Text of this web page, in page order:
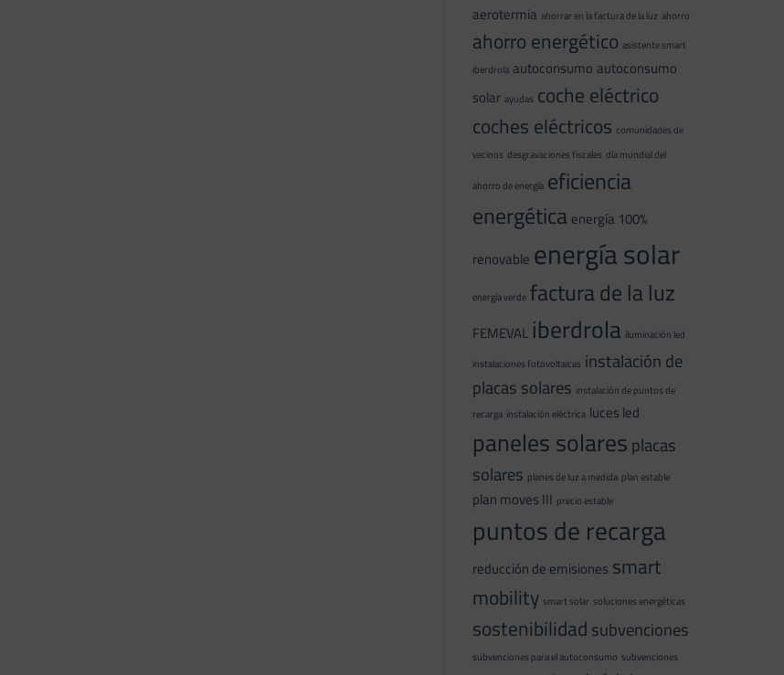
aerotermia ahorrar en la factura de la luz ahorro
ahorro energético asistente smart
iberdrola autoconsumo autoconsumo
solar ayudas coche eléctrico
coches eléctricos comunidades de
vecinos desgravaciones fiscales día mundial del
ahorro de energía eficiencia
energéticaenergía 100%
renovable energía solar
energía verde factura de la luz
FEMEVAL iberdrola iluminación led
instalaciones fotovoltaicas instalación de
placas solares instalación de puntos de
recarga instalación eléctrica luces led
paneles solaresplacas
solares planes de luz a medida plan estable
plan moves III precio estable
puntos de recarga
reducción de emisiones smart
mobility smart solar soluciones energéticas
sostenibilidadsubvenciones
subvenciones para el autoconsumo subvenciones